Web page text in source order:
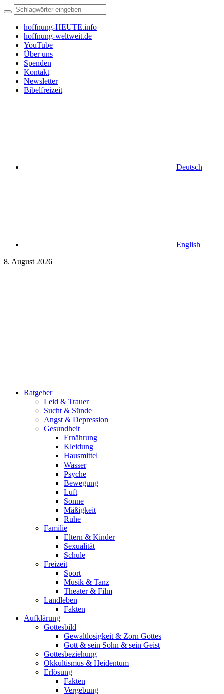
hoffnung-HEUTE.info
hoffnung-weltweit.de
YouTube
Über uns
Spenden
Kontakt
Newsletter
Bibelfreizeit
Deutsch
English
8. August 2026
Ratgeber
Leid & Trauer
Sucht & Sünde
Angst & Depression
Gesundheit
Ernährung
Kleidung
Hausmittel
Wasser
Psyche
Bewegung
Luft
Sonne
Mäßigkeit
Ruhe
Familie
Eltern & Kinder
Sexualität
Schule
Freizeit
Sport
Musik & Tanz
Theater & Film
Landleben
Fakten
Aufklärung
Gottesbild
Gewaltlosigkeit & Zorn Gottes
Gott & sein Sohn & sein Geist
Gottesbeziehung
Okkultismus & Heidentum
Erlösung
Fakten
Vergebung